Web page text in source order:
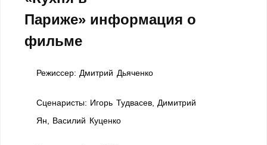
Париже» информация о
фильме
Режиссер: Дмитрий Дьяченко
Сценаристы: Игорь Тудвасев, Димитрий
Ян, Василий Куценко